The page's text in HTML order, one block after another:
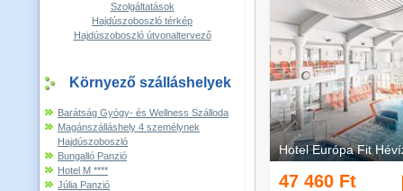
Szolgáltatások
Hajdúszoboszló térkép
Hajdúszoboszló útvonaltervező
Környező szálláshelyek
Barátság Gyógy- és Wellness Szálloda
Magánszálláshely 4 személynek
Hajdúszoboszló
Bungalló Panzió
Hotel M ****
Júlia Panzió